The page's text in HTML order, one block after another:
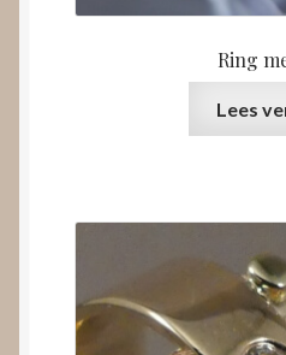
Ring
Lees